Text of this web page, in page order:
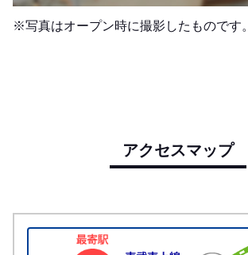
※写真はオープン時に撮影したものです。
アクセスマップ